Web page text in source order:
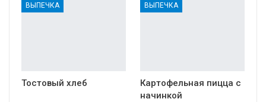
ВЫПЕЧКА
Тостовый хлеб
ВЫПЕЧКА
Картофельная пицца с
начинкой